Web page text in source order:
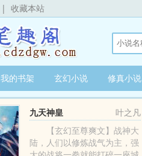
| 收藏本站
我的书架 玄幻小说 修真小说
叶之凡
九天神皇
【玄幻至尊爽文】战神大
陆，人们以修炼战气为主，强